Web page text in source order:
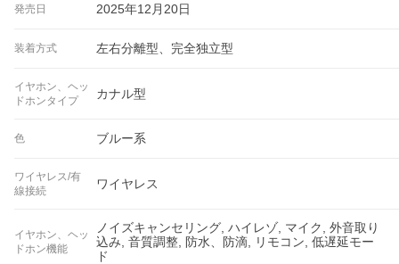
発売日 2025年12月20日
装着方式 左右分離型、完全独立型
イヤホン、ヘッ
ドホンタイプ
カナル型
色 ブルー系
ワイヤレス/有
線接続
ワイヤレス
イヤホン、ヘッ
ドホン機能
ノイズキャンセリング, ハイレゾ, マイク, 外音取り
込み, 音質調整, 防水、防滴, リモコン, 低遅延モー
ド